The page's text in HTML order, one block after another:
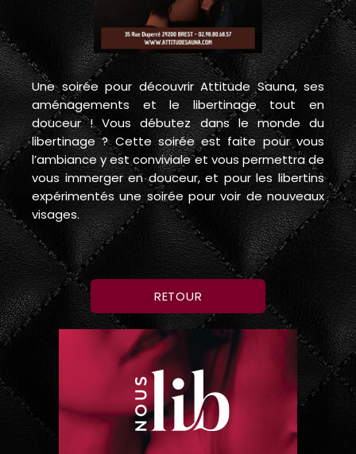
Une soirée pour découvrir Attitude Sauna, ses
aménagements et le libertinage tout en
douceur ! Vous débutez dans le monde du
libertinage ? Cette soirée est faite pour vous
l’ambiance y est conviviale et vous permettra de
vous immerger en douceur, et pour les libertins
expérimentés une soirée pour voir de nouveaux
visages.
RETOUR